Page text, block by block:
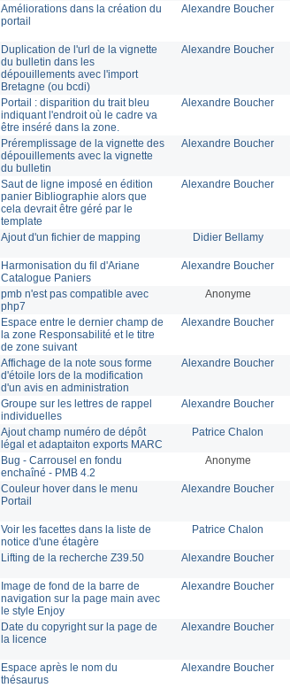
Améliorations dans la création du
portail
Alexandre Boucher
Duplication de l'url de la vignette
du bulletin dans les
dépouillements avec l'import
Bretagne (ou bcdi)
Alexandre Boucher
Portail : disparition du trait bleu
indiquant l'endroit où le cadre va
être inséré dans la zone.
Alexandre Boucher
Préremplissage de la vignette des
dépouillements avec la vignette
du bulletin
Alexandre Boucher
Saut de ligne imposé en édition
panier Bibliographie alors que
cela devrait être géré par le
template
Alexandre Boucher
Ajout d'un fichier de mapping Didier Bellamy
Harmonisation du fil d'Ariane
Catalogue Paniers
Alexandre Boucher
pmb n'est pas compatible avec
php7
Anonyme
Espace entre le dernier champ de
la zone Responsabilité et le titre
de zone suivant
Alexandre Boucher
Affichage de la note sous forme
d'étoile lors de la modification
d'un avis en administration
Alexandre Boucher
Groupe sur les lettres de rappel
individuelles
Alexandre Boucher
Ajout champ numéro de dépôt
légal et adaptaiton exports MARC
Patrice Chalon
Bug - Carrousel en fondu
enchaîné - PMB 4.2
Anonyme
Couleur hover dans le menu
Portail
Alexandre Boucher
Voir les facettes dans la liste de
notice d'une étagère
Patrice Chalon
Lifting de la recherche Z39.50 Alexandre Boucher
Image de fond de la barre de
navigation sur la page main avec
le style Enjoy
Alexandre Boucher
Date du copyright sur la page de
la licence
Alexandre Boucher
Espace après le nom du
thésaurus
Alexandre Boucher